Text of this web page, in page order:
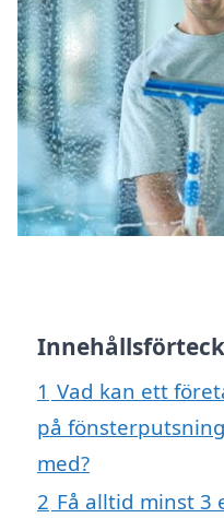
1 Vad kan ett
på
med?
2 Få alltid minst 3